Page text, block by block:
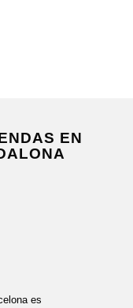
EN
es